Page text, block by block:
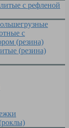
с рефленой
с
(резина)
(резина)